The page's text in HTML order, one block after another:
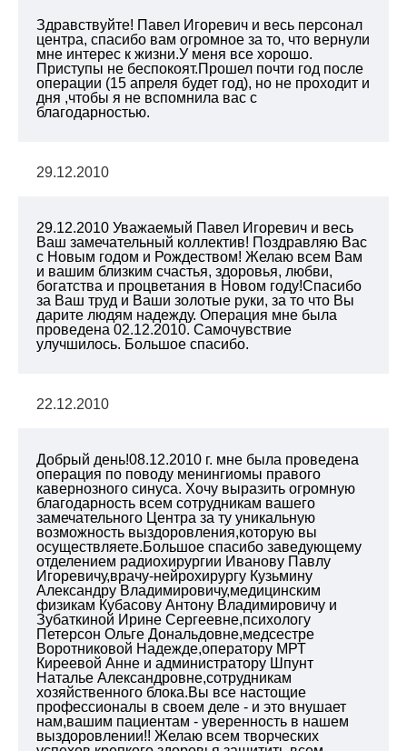
Здравствуйте! Павел Игоревич и весь персонал
центра, спасибо вам огромное за то, что вернули
мне интерес к жизни.У меня все хорошо.
Приступы не беспокоят.Прошел почти год после
операции (15 апреля будет год), но не проходит и
дня ,чтобы я не вспомнила вас с
благодарностью.
29.12.2010
29.12.2010 Уважаемый Павел Игоревич и весь
Ваш замечательный коллектив! Поздравляю Вас
с Новым годом и Рождеством! Желаю всем Вам
и вашим близким счастья, здоровья, любви,
богатства и процветания в Новом году!Спасибо
за Ваш труд и Ваши золотые руки, за то что Вы
дарите людям надежду. Операция мне была
проведена 02.12.2010. Самочувствие
улучшилось. Большое спасибо.
22.12.2010
Добрый день!08.12.2010 г. мне была проведена
операция по поводу менингиомы правого
кавернозного синуса. Хочу выразить огромную
благодарность всем сотрудникам вашего
замечательного Центра за ту уникальную
возможность выздоровления,которую вы
осуществляете.Большое спасибо заведующему
отделением радиохирургии Иванову Павлу
Игоревичу,врачу-нейрохирургу Кузьмину
Александру Владимировичу,медицинским
физикам Кубасову Антону Владимировичу и
Зубаткиной Ирине Сергеевне,психологу
Петерсон Ольге Дональдовне,медсестре
Воротниковой Надежде,оператору МРТ
Киреевой Анне и администратору Шпунт
Наталье Александровне,сотрудникам
хозяйственного блока.Вы все настощие
профессионалы в своем деле - и это внушает
нам,вашим пациентам - уверенность в нашем
выздоровлении!! Желаю всем творческих